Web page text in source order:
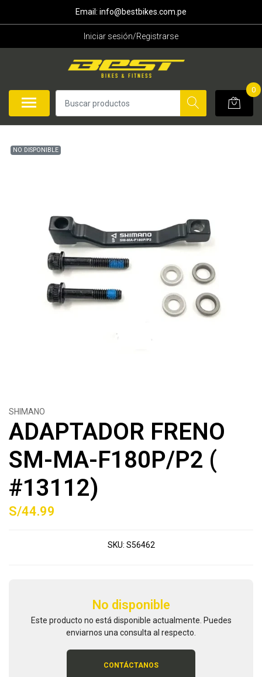
Email: info@bestbikes.com.pe
Iniciar sesión/Registrarse
0
NO DISPONIBLE
SHIMANO
ADAPTADOR FRENO
SM-MA-F180P/P2 (
#13112)
S/44.99
SKU: S56462
No disponible
Este producto no está disponible actualmente. Puedes
enviarnos una consulta al respecto.
CONTÁCTANOS